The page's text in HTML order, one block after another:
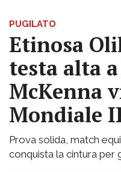
PUGILATO
Etinosa
testa alta
McKenna
Mondiale
Prova solida, match
conquista la cintura per